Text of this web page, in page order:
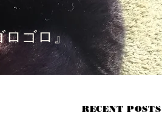
ゴロ』
RECENT POSTS